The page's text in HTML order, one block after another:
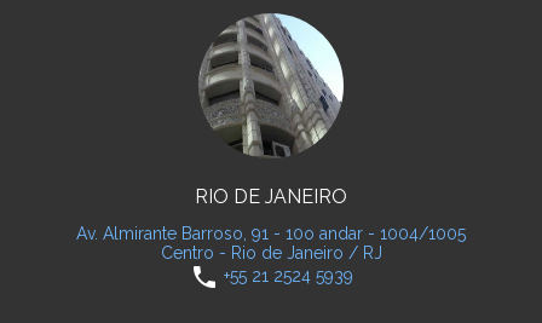
RIO DE JANEIRO
Av. Almirante Barroso, 91 - 10o andar - 1004/1005
Centro - Rio de Janeiro / RJ
phone +55 21 2524 5939